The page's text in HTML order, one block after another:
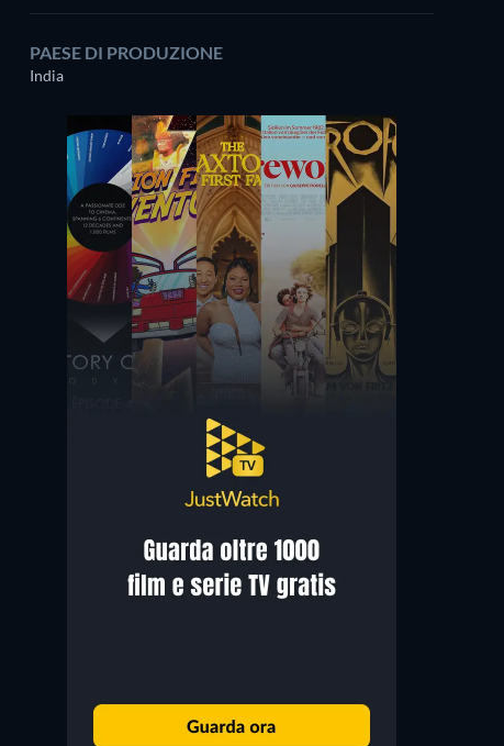
PAESE DI PRODUZIONE
India